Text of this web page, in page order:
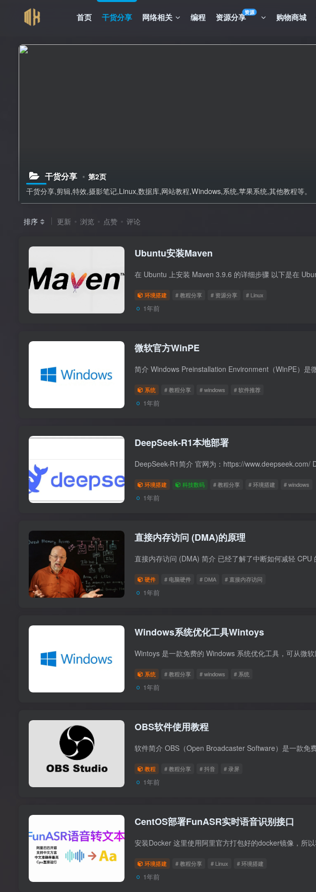
首页 干货分享 网络相关 编程 资源分享资源 购物商城
干货分享 第2页
干货分享,剪辑,特效,摄影笔记,Linux,数据库,网站教程,Windows,系统,苹果系统,其他教程等。
排序 更新 浏览 点赞 评论
Ubuntu安装Maven
环境搭建 # 教程分享 # 资源分享 # Linux
1年前
微软官方WinPE
系统 # 教程分享 # windows # 软件推荐
1年前
DeepSeek-R1本地部署
环境搭建 科技数码 # 教程分享 # 环境搭建 # windows
1年前
直接内存访问 (DMA)的原理
硬件 # 电脑硬件 # DMA # 直接内存访问
1年前
Windows系统优化工具Wintoys
系统 # 教程分享 # windows # 系统
1年前
OBS软件使用教程
教程 # 教程分享 # 抖音 # 录屏
1年前
CentOS部署FunASR实时语音识别接口
环境搭建 # 教程分享 # Linux # 环境搭建
1年前